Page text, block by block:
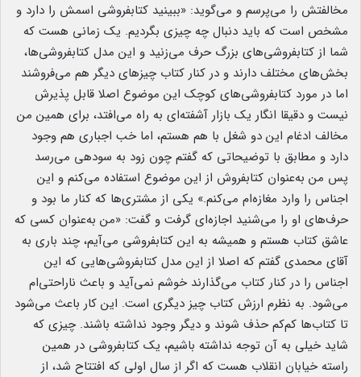
مخالفتش را می‌پرسم و می‌گوید: «ببینید کتابفروشی اسمش را دارد و
مشخص است که باید دنبال چه چیزی بگردیم. یک زمانی هست که
شما از کتابفروشی‌های بزرگ حرف می‌زنید و این مدل کتابفروشی‌ها،
بخش‌های مختلف دارند و در کنار کتاب چیزهای دیگر هم می‌فروشند
اما در مورد کتابفروشی‌های کوچک این موضوع اصلا قابل پذیرش
نیست و دقیقا انگار یک بازار آشفته‌ای به راه می‌افتد، برای همین من
مخالف ادغام این دو شغل با هم هستم، اما خب اجباری هم وجود
دارد و مطابق با توضیحاتی که گفتم چون زود به سودهی می‌رسد
پس من به‌عنوان کتابفروش از این موضوع استفاده می‌کنم و این
اجناس را وارد مغازه‌ام می‌کنم.» یکی از مشتری‌ها که کنار ما بود و
حرف‌های او را می‌شنید اجازه‌ای گرفت و گفت: «من به‌عنوان کسی که
عاشق کتاب هستم و همیشه به این کتابفروشی می‌آیم، چند باری به
آقای محمدی گفتم که اصلا از این مدل کتابفروشی‌هایی که این
اجناس را در کنار کتاب می‌گذارند خوشم نمی‌آید و باعث ناراحتی‌ام
می‌شود. به نظرم ارزش کتاب چیز دیگری است. این کار باعث می‌شود
تا کتاب‌ها کم‌کم حذف شوند و دیگر وجود نداشته باشند. چیزی که
شاید خیلی به آن توجه نداشته باشیم، یک کتابفروشی در همین
راسته خیابان انقلاب هست که اگر از سال اولی که افتتاح شد، از